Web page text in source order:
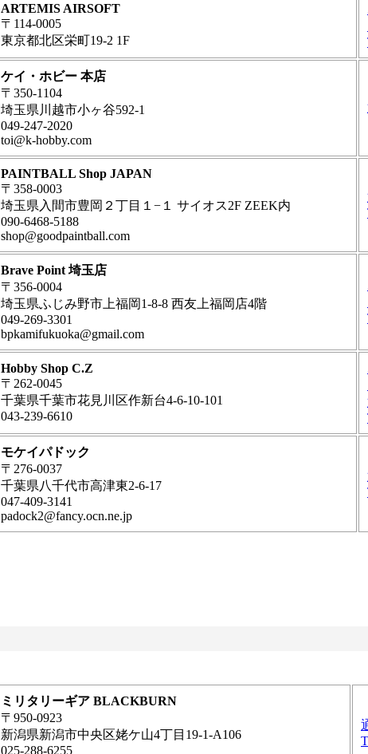
ARTEMIS AIRSOFT
〒114-0005
東京都北区栄町19-2 1F
ケイ・ホビー 本店
〒350-1104
埼玉県川越市小ヶ谷592-1
049-247-2020
toi@k-hobby.com
PAINTBALL Shop JAPAN
〒358-0003
埼玉県入間市豊岡２丁目１−１ サイオス2F ZEEK内
090-6468-5188
shop@goodpaintball.com
Brave Point 埼玉店
〒356-0004
埼玉県ふじみ野市上福岡1-8-8 西友上福岡店4階
049-269-3301
bpkamifukuoka@gmail.com
Hobby Shop C.Z
〒262-0045
千葉県千葉市花見川区作新台4-6-10-101
043-239-6610
モケイパドック
〒276-0037
千葉県八千代市高津東2-6-17
047-409-3141
padock2@fancy.ocn.ne.jp
ミリタリーギア BLACKBURN
〒950-0923
新潟県新潟市中央区姥ケ山4丁目19-1-A106
025-288-6255